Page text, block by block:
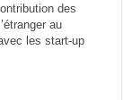
des
au
les start-up